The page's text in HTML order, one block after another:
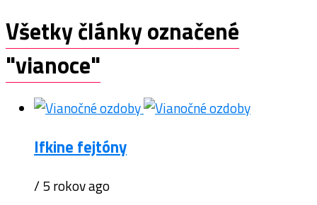
Všetky články označené
"vianoce"
Ifkine fejtóny
/ 5 rokov ago